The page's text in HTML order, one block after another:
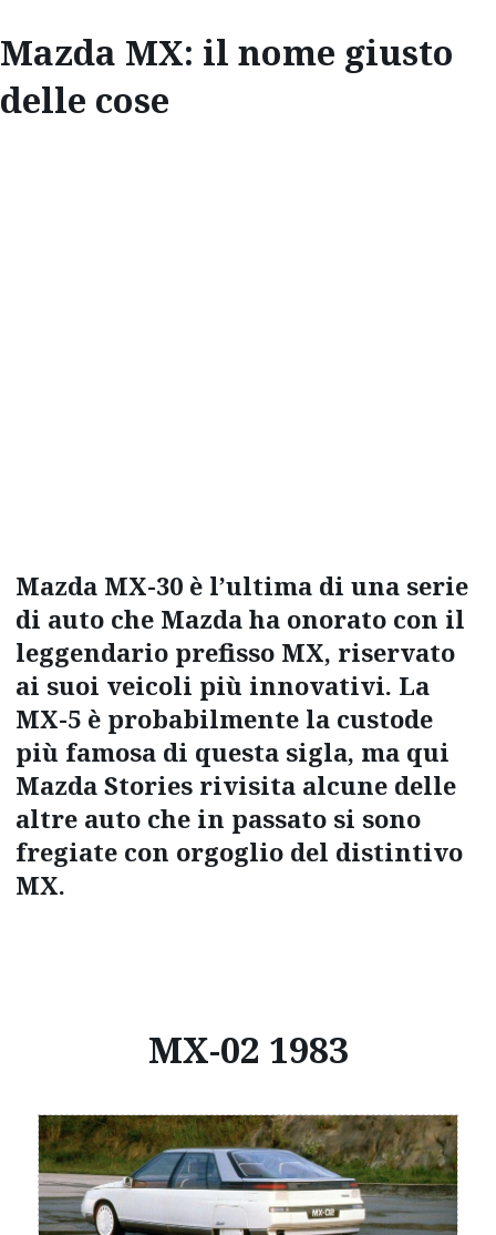
Mazda MX: il nome giusto
delle cose
Mazda MX-30 è l’ultima di una serie
di auto che Mazda ha onorato con il
leggendario prefisso MX, riservato
ai suoi veicoli più innovativi. La
MX-5 è probabilmente la custode
più famosa di questa sigla, ma qui
Mazda Stories rivisita alcune delle
altre auto che in passato si sono
fregiate con orgoglio del distintivo
MX.
MX-02 1983